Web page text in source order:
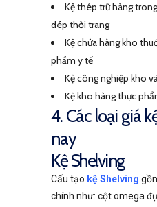
Kệ thép trữ hàng
dép thời trang
Kệ chứa hàng kho
phẩm y tế
Kệ công nghiệp kho
Kệ kho hàng thực
4. Các loại giá
nay
Kệ Shelving
Cấu tạo kệ Shelving
chính như: cột omega